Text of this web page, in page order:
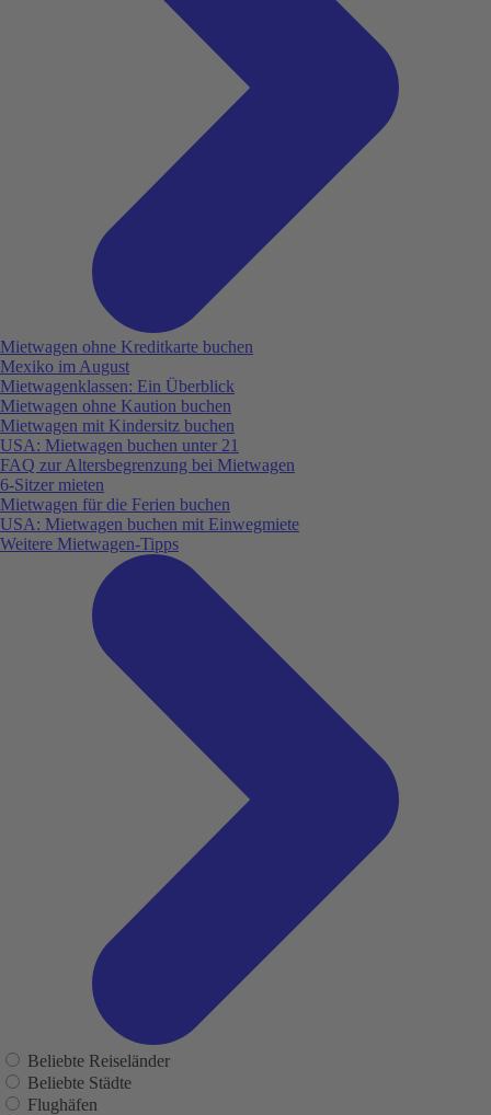
Mietwagen ohne Kreditkarte buchen
Mexiko im August
Mietwagenklassen: Ein Überblick
Mietwagen ohne Kaution buchen
Mietwagen mit Kindersitz buchen
USA: Mietwagen buchen unter 21
FAQ zur Altersbegrenzung bei Mietwagen
6-Sitzer mieten
Mietwagen für die Ferien buchen
USA: Mietwagen buchen mit Einwegmiete
Weitere Mietwagen-Tipps
Beliebte Reiseländer
Beliebte Städte
Flughäfen